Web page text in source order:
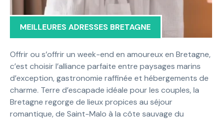
MEILLEURES ADRESSES BRETAGNE
Offrir ou s’offrir un week-end en amoureux en Bretagne,
c’est choisir l’alliance parfaite entre paysages marins
d’exception, gastronomie raffinée et hébergements de
charme. Terre d’escapade idéale pour les couples, la
Bretagne regorge de lieux propices au séjour
romantique, de Saint-Malo à la côte sauvage du